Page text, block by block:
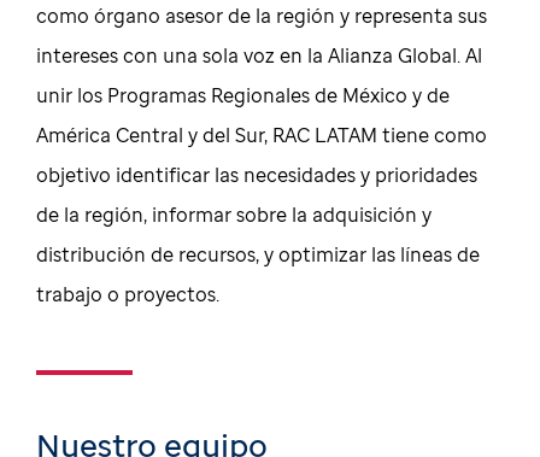
como órgano asesor de la región y representa sus
intereses con una sola voz en la Alianza Global. Al
unir los Programas Regionales de México y de
América Central y del Sur, RAC LATAM tiene como
objetivo identificar las necesidades y prioridades
de la región, informar sobre la adquisición y
distribución de recursos, y optimizar las líneas de
trabajo o proyectos.
Nuestro equipo